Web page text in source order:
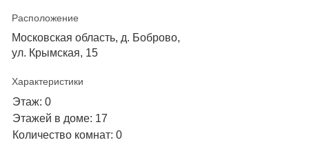
Расположение
Московская область, д. Боброво,
ул. Крымская, 15
Характеристики
Этаж: 0
Этажей в доме: 17
Количество комнат: 0